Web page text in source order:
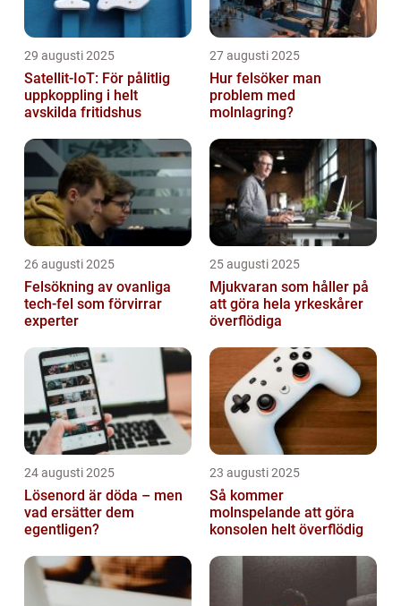
29 augusti 2025
Satellit‑IoT: För pålitlig
uppkoppling i helt
avskilda fritidshus
27 augusti 2025
Hur felsöker man
problem med
molnlagring?
26 augusti 2025
Felsökning av ovanliga
tech‑fel som förvirrar
experter
25 augusti 2025
Mjukvaran som håller på
att göra hela yrkeskårer
överflödiga
24 augusti 2025
Lösenord är döda – men
vad ersätter dem
egentligen?
23 augusti 2025
Så kommer
molnspelande att göra
konsolen helt överflödig